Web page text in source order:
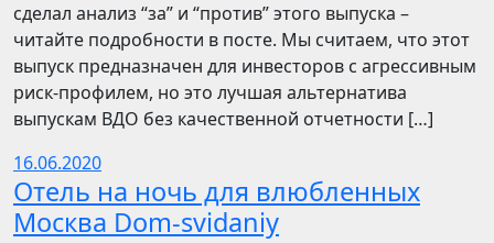
сделал анализ “за” и “против” этого выпуска –
читайте подробности в посте. Мы считаем, что этот
выпуск предназначен для инвесторов с агрессивным
риск-профилем, но это лучшая альтернатива
выпускам ВДО без качественной отчетности […]
16.06.2020
Отель на ночь для влюбленных
Москва Dom-svidaniy